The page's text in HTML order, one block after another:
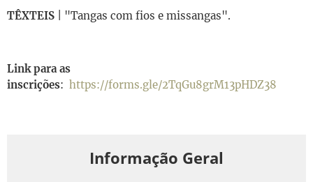
TÊXTEIS | "Tangas com fios e missangas".
Link para as
inscrições: https://forms.gle/2TqGu8grM13pHDZ38
Informação Geral